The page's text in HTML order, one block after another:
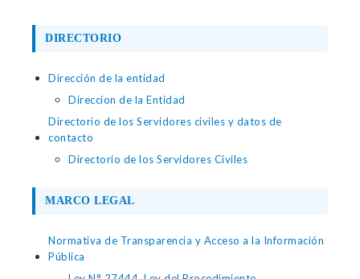
DIRECTORIO
Dirección de la entidad
Direccion de la Entidad
Directorio de los Servidores civiles y datos de
contacto
Directorio de los Servidores Civiles
MARCO LEGAL
Normativa de Transparencia y Acceso a la Información
Pública